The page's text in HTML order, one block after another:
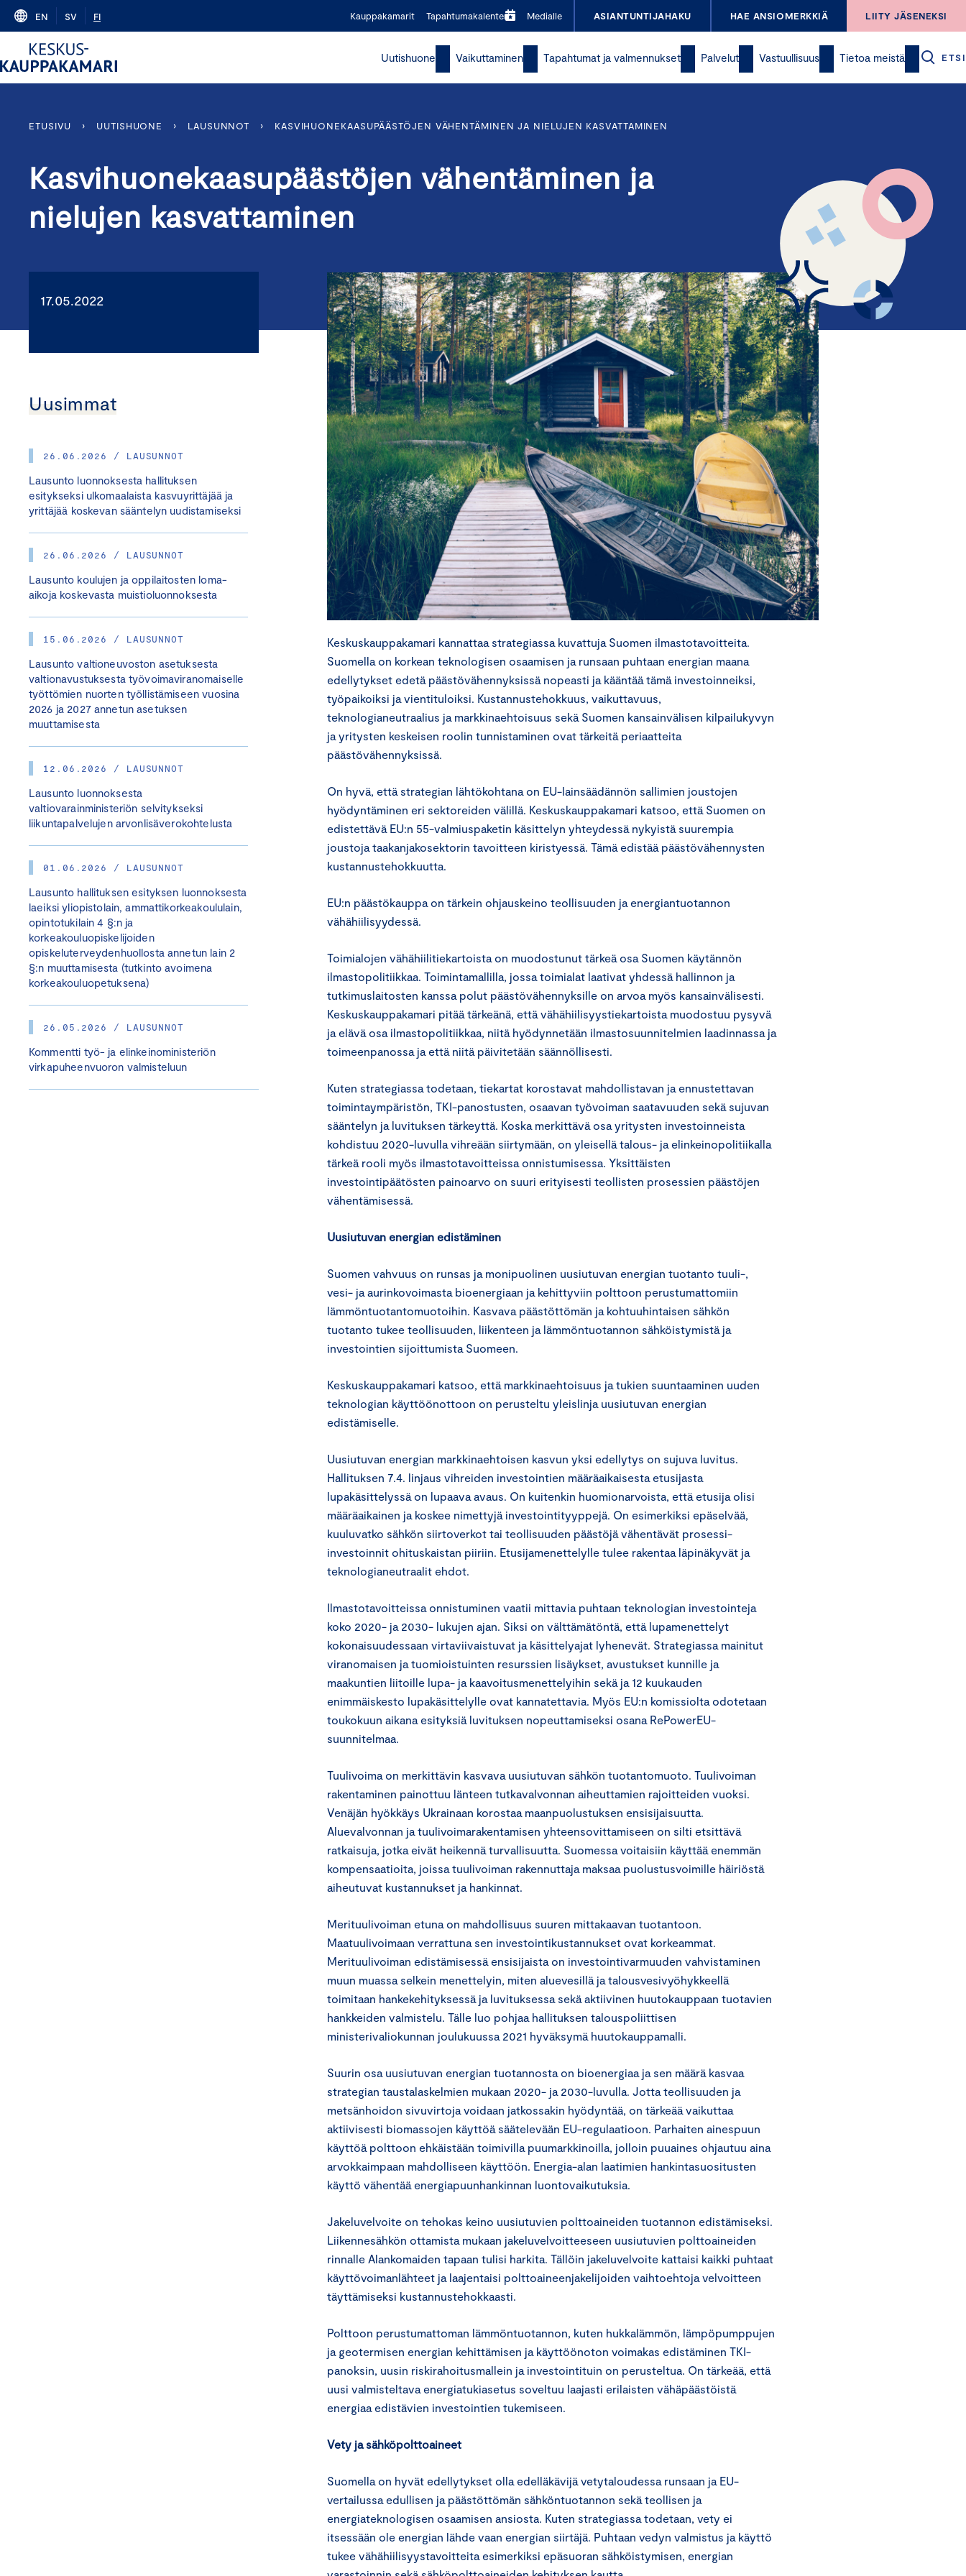
Skip
content
EN SV FI Kauppakamarit Tapahtumakalenteri Medialle ASIANTUNTIJAHAKU HAE ANSIOMERKKIÄ LIITY JÄSENEKSI
Uutishuone Vaikuttaminen Tapahtumat ja valmennukset Palvelut Vastuullisuus Tietoa meistä ETSI
ETUSIVU › UUTISHUONE › LAUSUNNOT › KASVIHUONEKAASUPÄÄSTÖJEN VÄHENTÄMINEN JA NIELUJEN KASVATTAMINEN
Kasvihuonekaasupäästöjen vähentäminen ja
nielujen kasvattaminen
17.05.2022
Uusimmat
26.06.2026 / LAUSUNNOT
Lausunto luonnoksesta hallituksen
esitykseksi ulkomaalaista kasvuyrittäjää ja
yrittäjää koskevan sääntelyn uudistamiseksi
26.06.2026 / LAUSUNNOT
Lausunto koulujen ja oppilaitosten loma-
aikoja koskevasta muistioluonnoksesta
15.06.2026 / LAUSUNNOT
Lausunto valtioneuvoston asetuksesta
valtionavustuksesta työvoimaviranomaiselle
työttömien nuorten työllistämiseen vuosina
2026 ja 2027 annetun asetuksen
muuttamisesta
12.06.2026 / LAUSUNNOT
Lausunto luonnoksesta
valtiovarainministeriön selvitykseksi
liikuntapalvelujen arvonlisäverokohtelusta
01.06.2026 / LAUSUNNOT
Lausunto hallituksen esityksen luonnoksesta
laeiksi yliopistolain, ammattikorkeakoululain,
opintotukilain 4 §:n ja
korkeakouluopiskelijoiden
opiskeluterveydenhuollosta annetun lain 2
§:n muuttamisesta (tutkinto avoimena
korkeakouluopetuksena)
26.05.2026 / LAUSUNNOT
Kommentti työ- ja elinkeinoministeriön
virkapuheenvuoron valmisteluun
Keskuskauppakamari kannattaa strategiassa kuvattuja Suomen ilmastotavoitteita.
Suomella on korkean teknologisen osaamisen ja runsaan puhtaan energian maana
edellytykset edetä päästövähennyksissä nopeasti ja kääntää tämä investoinneiksi,
työpaikoiksi ja vientituloiksi. Kustannustehokkuus, vaikuttavuus,
teknologianeutraalius ja markkinaehtoisuus sekä Suomen kansainvälisen kilpailukyvyn
ja yritysten keskeisen roolin tunnistaminen ovat tärkeitä periaatteita
päästövähennyksissä.
On hyvä, että strategian lähtökohtana on EU-lainsäädännön sallimien joustojen
hyödyntäminen eri sektoreiden välillä. Keskuskauppakamari katsoo, että Suomen on
edistettävä EU:n 55-valmiuspaketin käsittelyn yhteydessä nykyistä suurempia
joustoja taakanjakosektorin tavoitteen kiristyessä. Tämä edistää päästövähennysten
kustannustehokkuutta.
EU:n päästökauppa on tärkein ohjauskeino teollisuuden ja energiantuotannon
vähähiilisyydessä.
Toimialojen vähähiilitiekartoista on muodostunut tärkeä osa Suomen käytännön
ilmastopolitiikkaa. Toimintamallilla, jossa toimialat laativat yhdessä hallinnon ja
tutkimuslaitosten kanssa polut päästövähennyksille on arvoa myös kansainvälisesti.
Keskuskauppakamari pitää tärkeänä, että vähähiilisyystiekartoista muodostuu pysyvä
ja elävä osa ilmastopolitiikkaa, niitä hyödynnetään ilmastosuunnitelmien laadinnassa ja
toimeenpanossa ja että niitä päivitetään säännöllisesti.
Kuten strategiassa todetaan, tiekartat korostavat mahdollistavan ja ennustettavan
toimintaympäristön, TKI-panostusten, osaavan työvoiman saatavuuden sekä sujuvan
sääntelyn ja luvituksen tärkeyttä. Koska merkittävä osa yritysten investoinneista
kohdistuu 2020-luvulla vihreään siirtymään, on yleisellä talous- ja elinkeinopolitiikalla
tärkeä rooli myös ilmastotavoitteissa onnistumisessa. Yksittäisten
investointipäätösten painoarvo on suuri erityisesti teollisten prosessien päästöjen
vähentämisessä.
Uusiutuvan energian edistäminen
Suomen vahvuus on runsas ja monipuolinen uusiutuvan energian tuotanto tuuli-,
vesi- ja aurinkovoimasta bioenergiaan ja kehittyviin polttoon perustumattomiin
lämmöntuotantomuotoihin. Kasvava päästöttömän ja kohtuuhintaisen sähkön
tuotanto tukee teollisuuden, liikenteen ja lämmöntuotannon sähköistymistä ja
investointien sijoittumista Suomeen.
Keskuskauppakamari katsoo, että markkinaehtoisuus ja tukien suuntaaminen uuden
teknologian käyttöönottoon on perusteltu yleislinja uusiutuvan energian
edistämiselle.
Uusiutuvan energian markkinaehtoisen kasvun yksi edellytys on sujuva luvitus.
Hallituksen 7.4. linjaus vihreiden investointien määräaikaisesta etusijasta
lupakäsittelyssä on lupaava avaus. On kuitenkin huomionarvoista, että etusija olisi
määräaikainen ja koskee nimettyjä investointityyppejä. On esimerkiksi epäselvää,
kuuluvatko sähkön siirtoverkot tai teollisuuden päästöjä vähentävät prosessi-
investoinnit ohituskaistan piiriin. Etusijamenettelylle tulee rakentaa läpinäkyvät ja
teknologianeutraalit ehdot.
Ilmastotavoitteissa onnistuminen vaatii mittavia puhtaan teknologian investointeja
koko 2020- ja 2030- lukujen ajan. Siksi on välttämätöntä, että lupamenettelyt
kokonaisuudessaan virtaviivaistuvat ja käsittelyajat lyhenevät. Strategiassa mainitut
viranomaisen ja tuomioistuinten resurssien lisäykset, avustukset kunnille ja
maakuntien liitoille lupa- ja kaavoitusmenettelyihin sekä ja 12 kuukauden
enimmäiskesto lupakäsittelylle ovat kannatettavia. Myös EU:n komissiolta odotetaan
toukokuun aikana esityksiä luvituksen nopeuttamiseksi osana RePowerEU-
suunnitelmaa.
Tuulivoima on merkittävin kasvava uusiutuvan sähkön tuotantomuoto. Tuulivoiman
rakentaminen painottuu länteen tutkavalvonnan aiheuttamien rajoitteiden vuoksi.
Venäjän hyökkäys Ukrainaan korostaa maanpuolustuksen ensisijaisuutta.
Aluevalvonnan ja tuulivoimarakentamisen yhteensovittamiseen on silti etsittävä
ratkaisuja, jotka eivät heikennä turvallisuutta. Suomessa voitaisiin käyttää enemmän
kompensaatioita, joissa tuulivoiman rakennuttaja maksaa puolustusvoimille häiriöstä
aiheutuvat kustannukset ja hankinnat.
Merituulivoiman etuna on mahdollisuus suuren mittakaavan tuotantoon.
Maatuulivoimaan verrattuna sen investointikustannukset ovat korkeammat.
Merituulivoiman edistämisessä ensisijaista on investointivarmuuden vahvistaminen
muun muassa selkein menettelyin, miten aluevesillä ja talousvesivyöhykkeellä
toimitaan hankekehityksessä ja luvituksessa sekä aktiivinen huutokauppaan tuotavien
hankkeiden valmistelu. Tälle luo pohjaa hallituksen talouspoliittisen
ministerivaliokunnan joulukuussa 2021 hyväksymä huutokauppamalli.
Suurin osa uusiutuvan energian tuotannosta on bioenergiaa ja sen määrä kasvaa
strategian taustalaskelmien mukaan 2020- ja 2030-luvulla. Jotta teollisuuden ja
metsänhoidon sivuvirtoja voidaan jatkossakin hyödyntää, on tärkeää vaikuttaa
aktiivisesti biomassojen käyttöä säätelevään EU-regulaatioon. Parhaiten ainespuun
käyttöä polttoon ehkäistään toimivilla puumarkkinoilla, jolloin puuaines ohjautuu aina
arvokkaimpaan mahdolliseen käyttöön. Energia-alan laatimien hankintasuositusten
käyttö vähentää energiapuunhankinnan luontovaikutuksia.
Jakeluvelvoite on tehokas keino uusiutuvien polttoaineiden tuotannon edistämiseksi.
Liikennesähkön ottamista mukaan jakeluvelvoitteeseen uusiutuvien polttoaineiden
rinnalle Alankomaiden tapaan tulisi harkita. Tällöin jakeluvelvoite kattaisi kaikki puhtaat
käyttövoimanlähteet ja laajentaisi polttoaineenjakelijoiden vaihtoehtoja velvoitteen
täyttämiseksi kustannustehokkaasti.
Polttoon perustumattoman lämmöntuotannon, kuten hukkalämmön, lämpöpumppujen
ja geotermisen energian kehittämisen ja käyttöönoton voimakas edistäminen TKI-
panoksin, uusin riskirahoitusmallein ja investointituin on perusteltua. On tärkeää, että
uusi valmisteltava energiatukiasetus soveltuu laajasti erilaisten vähäpäästöistä
energiaa edistävien investointien tukemiseen.
Vety ja sähköpolttoaineet
Suomella on hyvät edellytykset olla edelläkävijä vetytaloudessa runsaan ja EU-
vertailussa edullisen ja päästöttömän sähköntuotannon sekä teollisen ja
energiateknologisen osaamisen ansiosta. Kuten strategiassa todetaan, vety ei
itsessään ole energian lähde vaan energian siirtäjä. Puhtaan vedyn valmistus ja käyttö
tukee vähähiilisyystavoitteita esimerkiksi epäsuoran sähköistymisen, energian